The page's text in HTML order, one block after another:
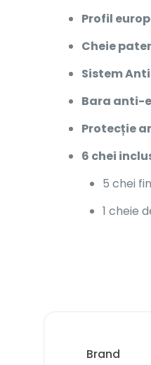
Profil
Cheie
Sistem
Bara anti-
Protecție
6 chei
5 chei
1 cheie
Brand